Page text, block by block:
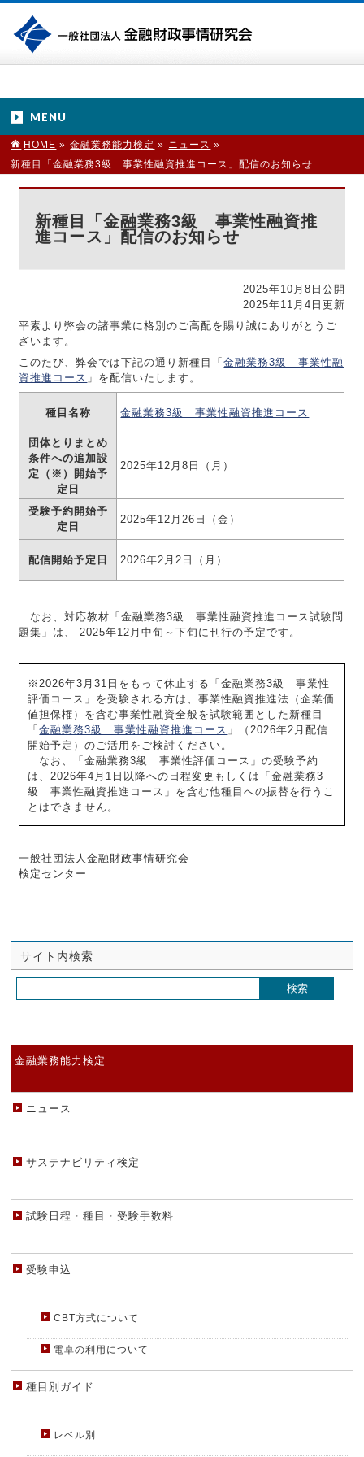
MENU
HOME » 金融業務能力検定 » ニュース »
新種目「金融業務3級 事業性融資推進コース」配信のお知らせ
新種目「金融業務3級 事業性融資推
進コース」配信のお知らせ
2025年10月8日公開
2025年11月4日更新
平素より弊会の諸事業に格別のご高配を賜り誠にありがとうご
ざいます。
このたび、弊会では下記の通り新種目「金融業務3級 事業性融
資推進コース 」を配信いたします。
種目名称 金融業務3級 事業性融資推進コース
団体とりまとめ
条件への追加設
定（※）開始予
定日
2025年12月8日（月）
受験予約開始予
定日
2025年12月26日（金）
配信開始予定日 2026年2月2日（月）
なお、対応教材「金融業務3級 事業性融資推進コース試験問
題集」は、 2025年12月中旬～下旬に刊行の予定です。
※2026年3月31日をもって休止する「金融業務3級 事業性
評価コース」を受験される方は、事業性融資推進法（企業価
値担保権）を含む事業性融資全般を試験範囲とした新種目
「金融業務3級 事業性融資推進コース 」（2026年2月配信
開始予定）のご活用をご検討ください。
なお、「金融業務3級 事業性評価コース」の受験予約
は、2026年4月1日以降への日程変更もしくは「金融業務3
級 事業性融資推進コース」を含む他種目への振替を行うこ
とはできません。
一般社団法人金融財政事情研究会
検定センター
サイト内検索
金融業務能力検定
ニュース
サステナビリティ検定
試験日程・種目・受験手数料
受験申込
CBT方式について
電卓の利用について
種目別ガイド
レベル別